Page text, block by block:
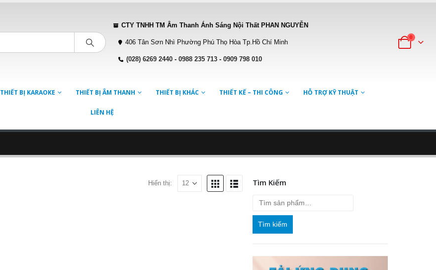
CTY TNHH TM Âm Thanh Ánh Sáng Nội Thất PHAN NGUYỄN
406 Tân Sơn Nhì Phường Phú Thọ Hòa Tp.Hồ Chí Minh
(028) 6269 2440 -0988 235 713 -0909 798 010
0
THIẾT BỊ KARAOKE THIẾT BỊ ÂM THANH THIẾT BỊ KHÁC THIẾT KẾ – THI CÔNG HỖ TRỢ KỸ THUẬT
LIÊN HỆ
Hiển thị: Tìm Kiếm
Tìm kiếm